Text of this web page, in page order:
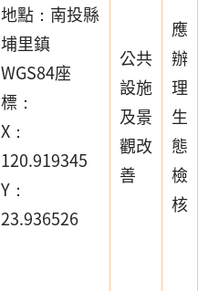
地點：南投縣
埔里鎮
WGS84座
標：
X：
120.919345
Y：
23.936526
公共
設施
及景
觀改
善
應
辦
理
生
態
檢
核